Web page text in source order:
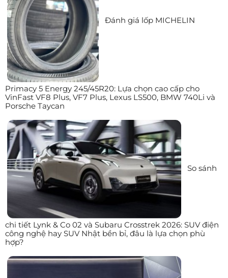
Đánh giá lốp MICHELIN
Primacy 5 Energy 245/45R20: Lựa chọn cao cấp cho
VinFast VF8 Plus, VF7 Plus, Lexus LS500, BMW 740Li và
Porsche Taycan
So sánh
chi tiết Lynk & Co 02 và Subaru Crosstrek 2026: SUV điện
công nghệ hay SUV Nhật bền bỉ, đâu là lựa chọn phù
hợp?